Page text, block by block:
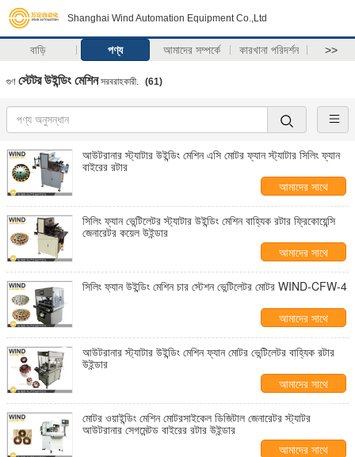
Shanghai Wind Automation Equipment Co.,Ltd
বাড়ি পণ্য আমাদের সম্পর্কে কারখানা পরিদর্শন >>
গুণ স্টেটর উইন্ডিং মেশিনসরবরাহকারী. (61)
আউটরানার স্ট্যাটার উইন্ডিং মেশিন এসি মোটর ফ্যান স্ট্যাটার সিলিং ফ্যান
বাইরের রটার
আমাদের সাথে
যোগাযোগ করুন
সিলিং ফ্যান ভেন্টিলেটর স্ট্যাটার উইন্ডিং মেশিন বাহ্যিক রটার ফ্রিকোয়েন্সি
জেনারেটর কয়েল উইন্ডার
আমাদের সাথে
যোগাযোগ করুন
সিলিং ফ্যান উইন্ডিং মেশিন চার স্টেশন ভেন্টিলেটর মোটর WIND-CFW-4
আমাদের সাথে
যোগাযোগ করুন
আউটরানার স্ট্যাটার উইন্ডিং মেশিন ফ্যান মোটর ভেন্টিলেটর বাহ্যিক রটার
উইন্ডার
আমাদের সাথে
যোগাযোগ করুন
মোটর ওয়াইন্ডিং মেশিন মোটরসাইকেল ডিজিটাল জেনারেটর স্ট্যাটর
আউটরানার সেগমেন্টড বাইরের রটার উইন্ডার
আমাদের সাথে